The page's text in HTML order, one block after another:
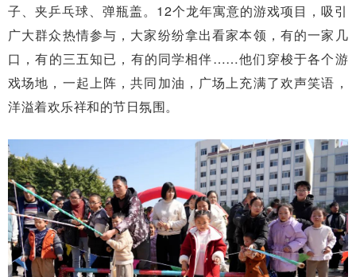
子、夹乒乓球、弹瓶盖。12个龙年寓意的游戏项目，吸引
广大群众热情参与，大家纷纷拿出看家本领，有的一家几
口，有的三五知已，有的同学相伴……他们穿梭于各个游
戏场地，一起上阵，共同加油，广场上充满了欢声笑语，
洋溢着欢乐祥和的节日氛围。